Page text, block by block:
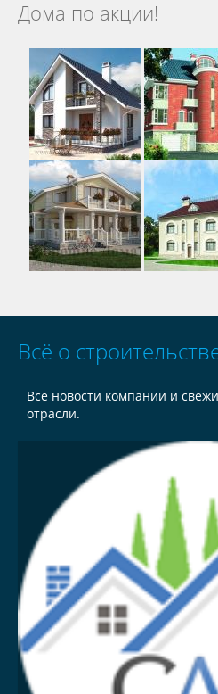
Дома по акции!
Всё о
Все новости компании и
отрасли.